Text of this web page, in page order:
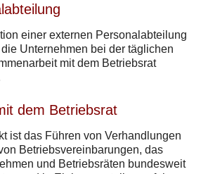
einer externen Personalabteilung
Unternehmen bei der täglichen
mit dem Betriebsrat
dem Betriebsrat
ist das Führen von Verhandlungen
Betriebsvereinbarungen, das
und Betriebsräten bundesweit